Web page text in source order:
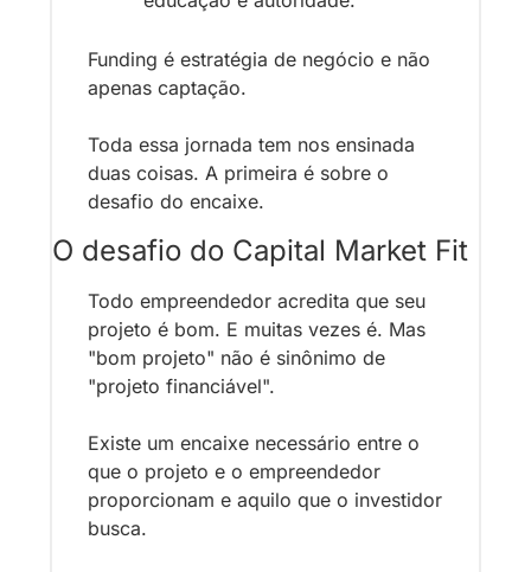
Funding é estratégia de negócio e não
apenas captação.
Toda essa jornada tem nos ensinada
duas coisas. A primeira é sobre o
desafio do encaixe.
O desafio do Capital Market Fit
Todo empreendedor acredita que seu
projeto é bom. E muitas vezes é. Mas
"bom projeto" não é sinônimo de
"projeto financiável".
Existe um encaixe necessário entre o
que o projeto e o empreendedor
proporcionam e aquilo que o investidor
busca.